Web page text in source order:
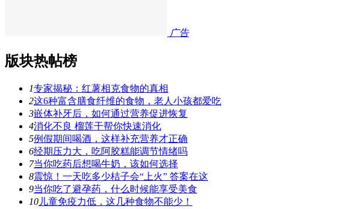
广告
版块热帖榜
1专家揭秘：红薯相克食物的真相
2这6种富含膳食纤维的食物，老人小孩都爱吃
3嵌体补牙后，如何通过营养促进恢复
4消化不良 榴莲干帮你快速消化
5例假期间喝酒，这样补充营养才正确
6经期压力大，吃阿胶糕能调节情绪吗
7当你吃药后想喝牛奶，该如何选择
8震惊！一天吃多少桔子会“上火” 答案在这
9当你吃了避孕药，什么时候能享受美食
10 儿童免疫力低，这几种食物不能少！